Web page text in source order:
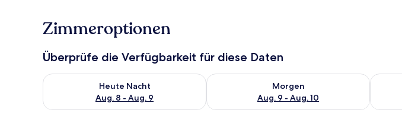
Zimmeroptionen
Überprüfe die Verfügbarkeit für diese Daten
Heute Nacht
Aug. 8 - Aug. 9
Überprüfe die Verfügbarkeit für heute Nacht, Aug. 8 - Aug. 9.
Morgen
Aug. 9 - Aug. 10
Überprüfe die Verfügbarkeit für morgen, Aug.